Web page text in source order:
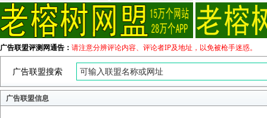
广告联盟评测网通告： 请注意分辨评论内容、评论者IP及地址，以免被枪手迷惑。
广告联盟搜索
广告联盟信息